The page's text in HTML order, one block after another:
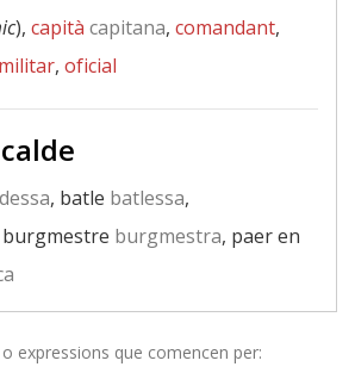
), capità capitana, comandant,
militar, oficial
, batle batlessa,
burgmestre burgmestra, paer en
expressions que comencen per: